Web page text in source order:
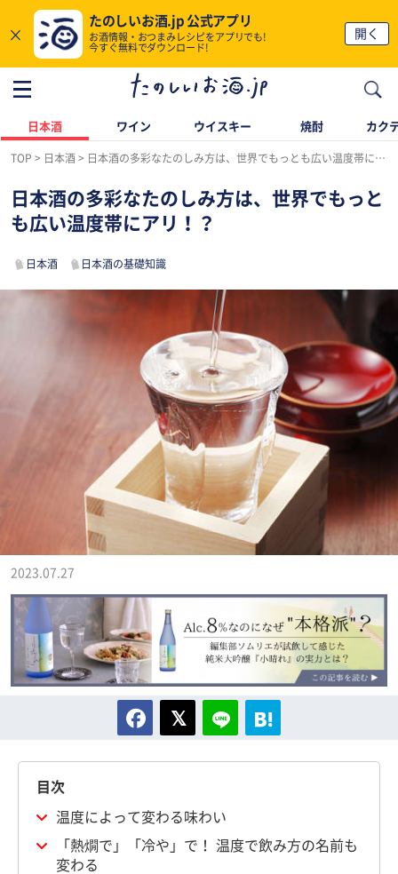
×
たのしいお酒.jp 公式アプリ
お酒情報・おつまみレシピをアプリでも!
今すぐ無料でダウンロード!
開く
日本酒 ワイン ウイスキー 焼酎 カク
TOP 日本酒 日本酒の多彩なたのしみ方は、世界でもっとも広い温度帯にアリ！？
日本酒の多彩なたのしみ方は、世界でもっと
も広い温度帯にアリ！？
日本酒 日本酒の基礎知識
2023.07.27
目次
温度によって変わる味わい
「熱燗で」「冷や」で！ 温度で飲み方の名前も
変わる